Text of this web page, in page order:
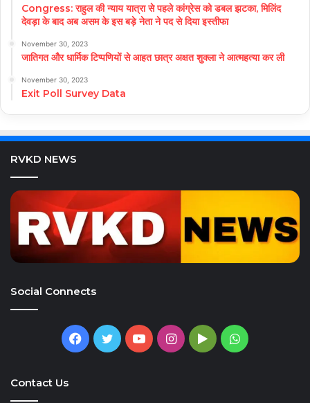
Congress: राहुल की न्याय यात्रा से पहले कांग्रेस को डबल झटका, मिलिंद
देवड़ा के बाद अब असम के इस बड़े नेता ने पद से दिया इस्तीफा
November 30, 2023
जातिगत और धार्मिक टिप्पणियों से आहत छात्र अक्षत शुक्ला ने आत्महत्या कर ली
November 30, 2023
Exit Poll Survey Data
RVKD NEWS
Social Connects
Facebook
TwitterYouTubeInstagram
GoogleWhatsApp
Contact Us